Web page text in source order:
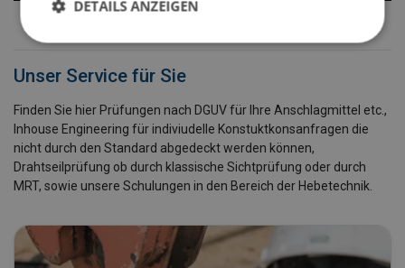
Unser Service für Sie
Finden Sie hier Prüfungen nach DGUV für Ihre Anschlagmittel etc.,
Inhouse Engineering für indiviudelle Konstuktkonsanfragen die
nicht durch den Standard abgedeckt werden können,
Drahtseilprüfung ob durch klassische Sichtprüfung oder durch
MRT, sowie unsere Schulungen in den Bereich der Hebetechnik.
DETAILS ANZEIGEN